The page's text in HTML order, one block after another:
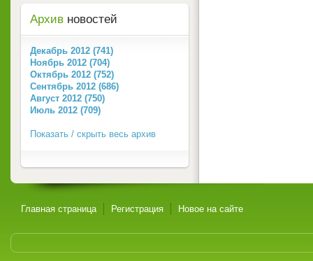
Архив новостей
Декабрь 2012 (741)
Ноябрь 2012 (704)
Октябрь 2012 (752)
Сентябрь 2012 (686)
Август 2012 (750)
Июль 2012 (709)
Показать / скрыть весь архив
Главная страница Регистрация Новое на сайте